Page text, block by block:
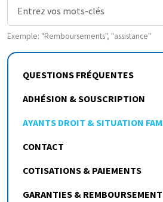
Exemple: "Remboursements", "assistance"
QUESTIONS FRÉQUENTES
ADHÉSION & SOUSCRIPTION
AYANTS DROIT & SITUATION
CONTACT
COTISATIONS & PAIEMENTS
GARANTIES &